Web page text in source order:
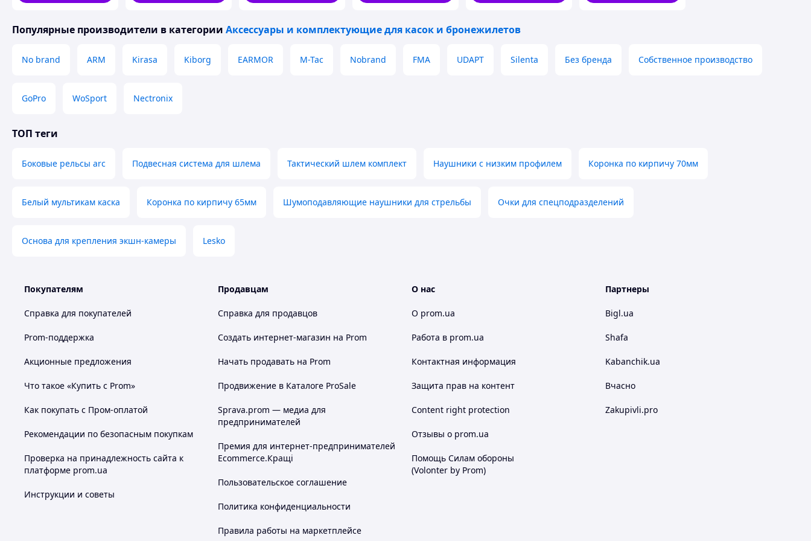
Популярные производители в категории Аксессуары и комплектующие для касок и бронежилетов
No brand ARM Kirasa Kiborg EARMOR M-Tac Nobrand FMA UDAPT Silenta Без бренда Собственное производство
GoPro WoSport Nectronix
ТОП теги
Боковые рельсы arc Подвесная система для шлема Тактический шлем комплект Наушники с низким профилем Коронка по кирпичу 70мм
Белый мультикам каска Коронка по кирпичу 65мм Шумоподавляющие наушники для стрельбы Очки для спецподразделений
Основа для крепления экшн-камеры Lesko
Покупателям
Справка для покупателей
Prom-поддержка
Акционные предложения
Что такое «Купить с Prom»
Как покупать с Пром-оплатой
Рекомендации по безопасным покупкам
Проверка на принадлежность сайта к
платформе prom.ua
Инструкции и советы
Продавцам
Справка для продавцов
Создать интернет-магазин на Prom
Начать продавать на Prom
Продвижение в Каталоге ProSale
Sprava.prom — медиа для
предпринимателей
Премия для интернет-предпринимателей
Ecommerce.Кращі
Пользовательское соглашение
Политика конфиденциальности
Правила работы на маркетплейсе
О нас
О prom.ua
Работа в prom.ua
Контактная информация
Защита прав на контент
Content right protection
Отзывы о prom.ua
Помощь Силам обороны
(Volonter by Prom)
Партнеры
Bigl.ua
Shafa
Kabanchik.ua
Вчасно
Zakupivli.pro